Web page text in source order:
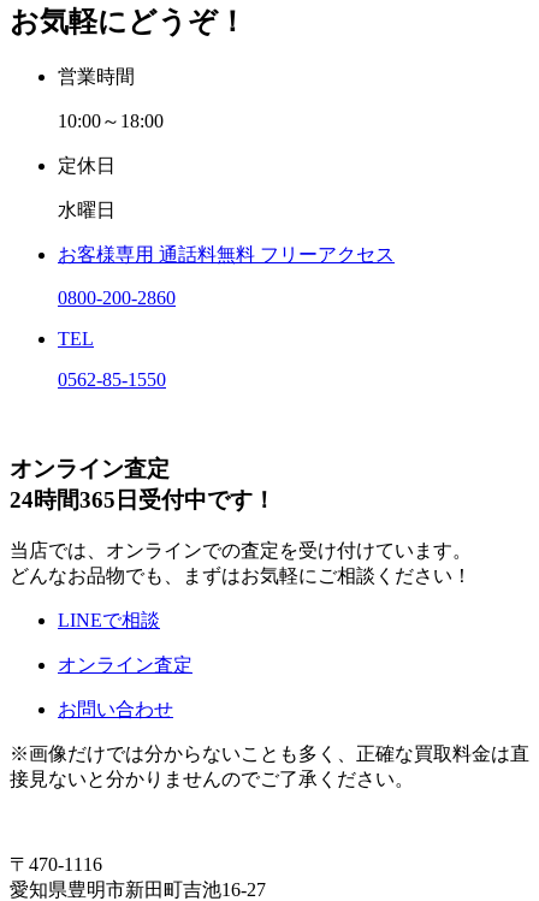
お気軽にどうぞ！
営業時間
10:00～18:00
定休日
水曜日
お客様専用 通話料無料 フリーアクセス
0800-200-2860
TEL
0562-85-1550
オンライン査定
24時間365日受付中です！
当店では、オンラインでの査定を受け付けています。
どんなお品物でも、まずはお気軽にご相談ください！
LINEで相談
オンライン査定
お問い合わせ
※画像だけでは分からないことも多く、正確な買取料金は直
接見ないと分かりませんのでご了承ください。
〒470-1116
愛知県豊明市新田町吉池16-27